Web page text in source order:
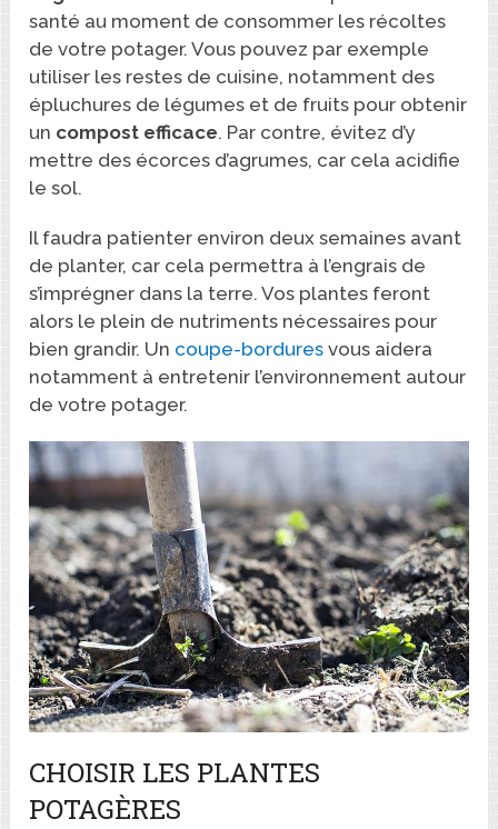
santé au moment de consommer les récoltes
de votre potager. Vous pouvez par exemple
utiliser les restes de cuisine, notamment des
épluchures de légumes et de fruits pour obtenir
un compost efficace. Par contre, évitez d’y
mettre des écorces d’agrumes, car cela acidifie
le sol.
Il faudra patienter environ deux semaines avant
de planter, car cela permettra à l’engrais de
s’imprégner dans la terre. Vos plantes feront
alors le plein de nutriments nécessaires pour
bien grandir. Un coupe-bordures vous aidera
notamment à entretenir l’environnement autour
de votre potager.
CHOISIR LES PLANTES
POTAGÈRES